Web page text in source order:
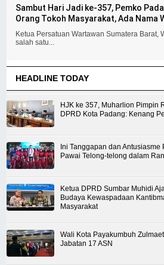
Sambut Hari Jadi ke-357, Pemko
Orang Tokoh Masyarakat, Ada Nama
Ketua Persatuan Wartawan Sumatera Barat,
salah satu...
HEADLINE TODAY
HJK ke 357, Muharlion Pimpin
DPRD Kota Padang: Kenang
Ini Tanggapan dan
Pawai Telong-telong dalam
Ketua DPRD Sumbar Muhidi
Budaya Kewaspadaan
Masyarakat
Wali Kota Payakumbuh
Jabatan 17 ASN